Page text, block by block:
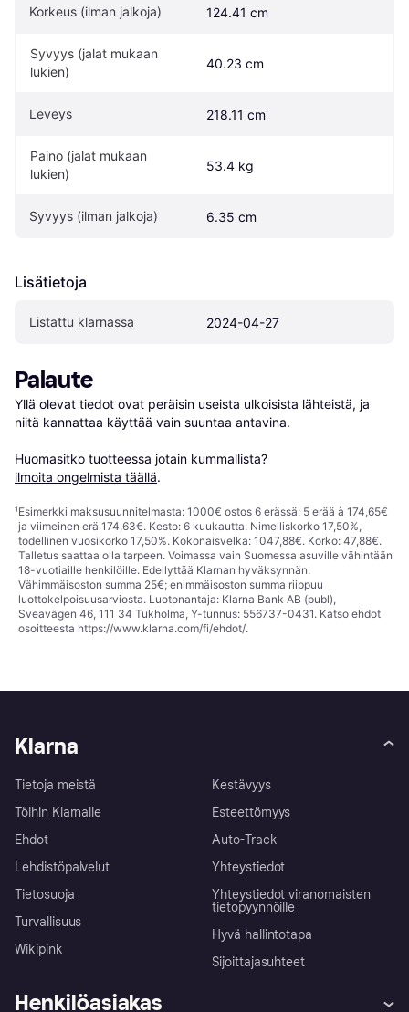
Korkeus (ilman jalkoja) 124.41 cm
Syvyys (jalat mukaan
lukien)
40.23 cm
Leveys 218.11 cm
Paino (jalat mukaan
lukien)
53.4 kg
Syvyys (ilman jalkoja) 6.35 cm
Lisätietoja
Listattu klarnassa 2024-04-27
Palaute
Yllä olevat tiedot ovat peräisin useista ulkoisista lähteistä, ja
niitä kannattaa käyttää vain suuntaa antavina.
Huomasitko tuotteessa jotain kummallista?
ilmoita ongelmista täällä.
¹Esimerkki maksusuunnitelmasta: 1000€ ostos 6 erässä: 5 erää à 174,65€
ja viimeinen erä 174,63€. Kesto: 6 kuukautta. Nimelliskorko 17,50%,
todellinen vuosikorko 17,50%. Kokonaisvelka: 1047,88€. Korko: 47,88€.
Talletus saattaa olla tarpeen. Voimassa vain Suomessa asuville vähintään
18-vuotiaille henkilöille. Edellyttää Klarnan hyväksynnän.
Vähimmäisoston summa 25€; enimmäisoston summa riippuu
luottokelpoisuusarviosta. Luotonantaja: Klarna Bank AB (publ),
Sveavägen 46, 111 34 Tukholma, Y-tunnus: 556737-0431. Katso ehdot
osoitteesta https://www.klarna.com/fi/ehdot/.
Klarna
Tietoja meistä
Töihin Klarnalle
Ehdot
Lehdistöpalvelut
Tietosuoja
Turvallisuus
Wikipink
Kestävyys
Esteettömyys
Auto-Track
Yhteystiedot
Yhteystiedot viranomaisten
tietopyynnöille
Hyvä hallintotapa
Sijoittajasuhteet
Henkilöasiakas